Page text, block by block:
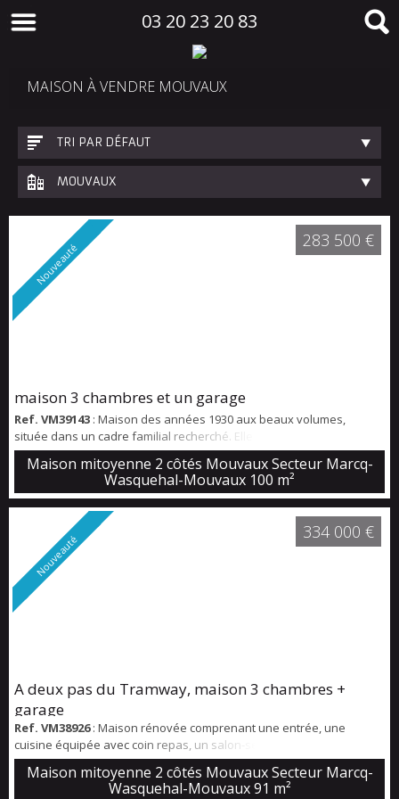
03 20 23 20 83
MAISON À VENDRE MOUVAUX
TRI PAR DÉFAUT
MOUVAUX
Nouveauté
maison 3 chambres et un garage
Ref. VM39143 : Maison des années 1930 aux beaux volumes,
située dans un cadre familial recherché. Elle offre au rez-de-
chaussée une entrée, un salon-séjour lumineux, une cuisine
équipée avec puits de lumière, un bureau et une salle de douche. À
l’étage, trois chambres. Climatisation réversible, garage deux
voitures, stationnement, jardin sud et cave. Proche écoles et
Maison mitoyenne 2 côtés Mouvaux Secteur Marcq-
Wasquehal-Mouvaux 100 m²
283 500 €
Nouveauté
A deux pas du Tramway, maison 3 chambres +
garage
Ref. VM38926: Maison rénovée comprenant une entrée, une
cuisine équipée avec coin repas, un salon-séjour lumineux ouvert
sur un jardin plein sud et une lingerie. À l’étage : trois chambres et
une salle de bains complète avec baignoire, douche, double
vasque et WC.Un garage vient compléter cette maison située a
Maison mitoyenne 2 côtés Mouvaux Secteur Marcq-
Wasquehal-Mouvaux91 m²
334 000 €